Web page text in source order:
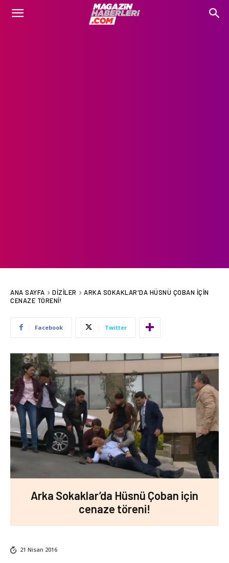
ANA SAYFA DIZILER
ARKA SOKAKLAR'DA HÜSNÜ ÇOBAN IÇIN
CENAZE TÖRENI!
Facebook Twitter
Arka Sokaklar’da Hüsnü Çoban için
cenaze töreni!
21 Nisan 2016